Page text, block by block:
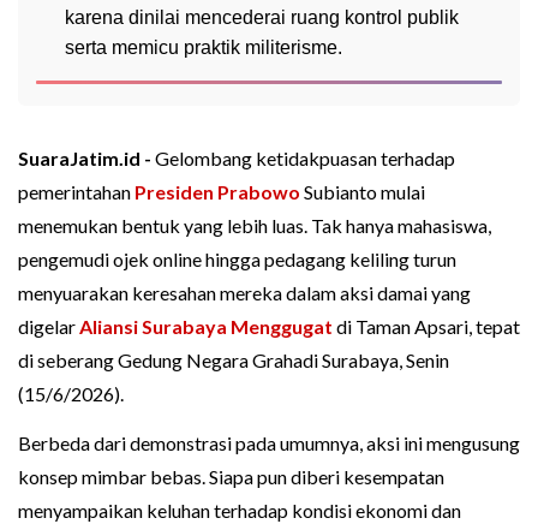
karena dinilai mencederai ruang kontrol publik
serta memicu praktik militerisme.
SuaraJatim.id - Gelombang ketidakpuasan terhadap
pemerintahan Presiden Prabowo Subianto mulai
menemukan bentuk yang lebih luas. Tak hanya mahasiswa,
pengemudi ojek online hingga pedagang keliling turun
menyuarakan keresahan mereka dalam aksi damai yang
digelarAliansi Surabaya Menggugat di Taman Apsari, tepat
di seberang Gedung Negara Grahadi Surabaya, Senin
(15/6/2026).
Berbeda dari demonstrasi pada umumnya, aksi ini mengusung
konsep mimbar bebas. Siapa pun diberi kesempatan
menyampaikan keluhan terhadap kondisi ekonomi dan